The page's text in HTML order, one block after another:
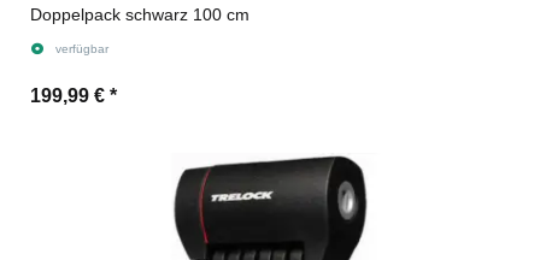
Doppelpack schwarz 100 cm
verfügbar
199,99 € *